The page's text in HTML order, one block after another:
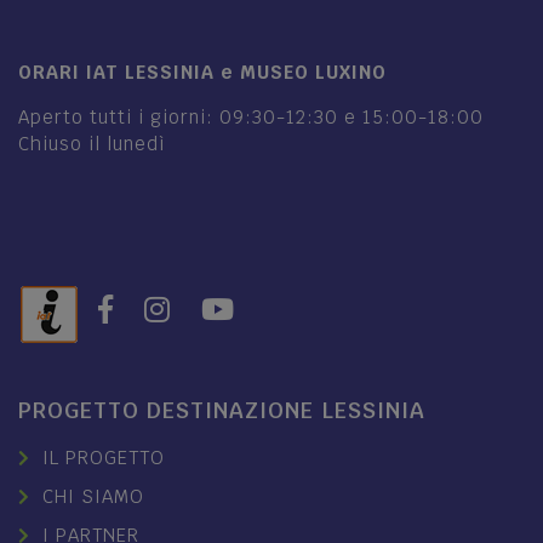
ORARI IAT LESSINIA e MUSEO LUXINO
Aperto tutti i giorni: 09:30-12:30 e 15:00-18:00
Chiuso il lunedì
PROGETTO DESTINAZIONE LESSINIA
IL PROGETTO
CHI SIAMO
I PARTNER